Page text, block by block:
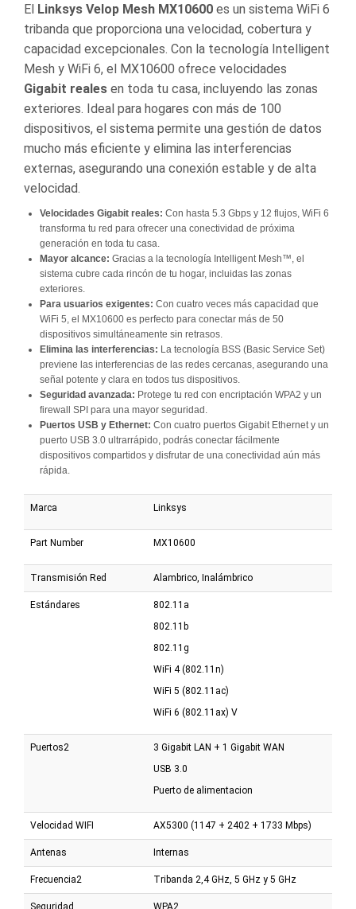
El Linksys Velop Mesh MX10600 es un sistema WiFi 6
tribanda que proporciona una velocidad, cobertura y
capacidad excepcionales. Con la tecnología Intelligent
Mesh y WiFi 6, el MX10600 ofrece velocidades
Gigabit reales en toda tu casa, incluyendo las zonas
exteriores. Ideal para hogares con más de 100
dispositivos, el sistema permite una gestión de datos
mucho más eficiente y elimina las interferencias
externas, asegurando una conexión estable y de alta
velocidad.
Velocidades Gigabit reales: Con hasta 5.3 Gbps y 12 flujos, WiFi 6
transforma tu red para ofrecer una conectividad de próxima
generación en toda tu casa.
Mayor alcance: Gracias a la tecnología Intelligent Mesh™, el
sistema cubre cada rincón de tu hogar, incluidas las zonas
exteriores.
Para usuarios exigentes: Con cuatro veces más capacidad que
WiFi 5, el MX10600 es perfecto para conectar más de 50
dispositivos simultáneamente sin retrasos.
Elimina las interferencias: La tecnología BSS (Basic Service Set)
previene las interferencias de las redes cercanas, asegurando una
señal potente y clara en todos tus dispositivos.
Seguridad avanzada: Protege tu red con encriptación WPA2 y un
firewall SPI para una mayor seguridad.
Puertos USB y Ethernet: Con cuatro puertos Gigabit Ethernet y un
puerto USB 3.0 ultrarrápido, podrás conectar fácilmente
dispositivos compartidos y disfrutar de una conectividad aún más
rápida.
Marca Linksys
Part Number MX10600
Transmisión Red Alambrico, Inalámbrico
Estándares
802.11a
802.11b
802.11g
WiFi 4 (802.11n)
WiFi 5 (802.11ac)
WiFi 6 (802.11ax) V
Puertos2
3 Gigabit LAN + 1 Gigabit WAN
USB 3.0
Puerto de alimentacion
Velocidad WIFI AX5300 (1147 + 2402 + 1733 Mbps)
Antenas Internas
Frecuencia2 Tribanda 2,4 GHz, 5 GHz y 5 GHz
Seguridad WPA2